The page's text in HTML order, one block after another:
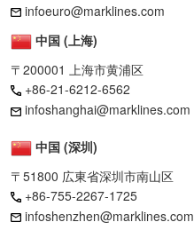
infoeuro@marklines.com
中国 (上海)
〒200001 上海市黄浦区
+86-21-6212-6562
infoshanghai@marklines.com
中国 (深圳)
〒51800 広東省深圳市南山区
+86-755-2267-1725
infoshenzhen@marklines.com